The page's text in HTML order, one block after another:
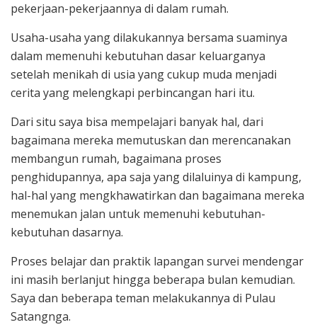
pekerjaan-pekerjaannya di dalam rumah.
Usaha-usaha yang dilakukannya bersama suaminya
dalam memenuhi kebutuhan dasar keluarganya
setelah menikah di usia yang cukup muda menjadi
cerita yang melengkapi perbincangan hari itu.
Dari situ saya bisa mempelajari banyak hal, dari
bagaimana mereka memutuskan dan merencanakan
membangun rumah, bagaimana proses
penghidupannya, apa saja yang dilaluinya di kampung,
hal-hal yang mengkhawatirkan dan bagaimana mereka
menemukan jalan untuk memenuhi kebutuhan-
kebutuhan dasarnya.
Proses belajar dan praktik lapangan survei mendengar
ini masih berlanjut hingga beberapa bulan kemudian.
Saya dan beberapa teman melakukannya di Pulau
Satangnga.